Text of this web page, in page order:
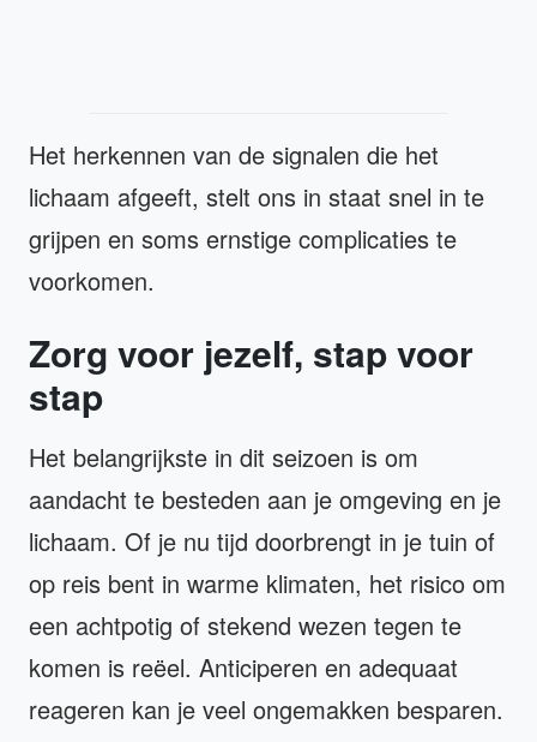
Het herkennen van de signalen die het
lichaam afgeeft, stelt ons in staat snel in te
grijpen en soms ernstige complicaties te
voorkomen.
Zorg voor jezelf, stap voor
stap
Het belangrijkste in dit seizoen is om
aandacht te besteden aan je omgeving en je
lichaam. Of je nu tijd doorbrengt in je tuin of
op reis bent in warme klimaten, het risico om
een achtpotig of stekend wezen tegen te
komen is reëel. Anticiperen en adequaat
reageren kan je veel ongemakken besparen.